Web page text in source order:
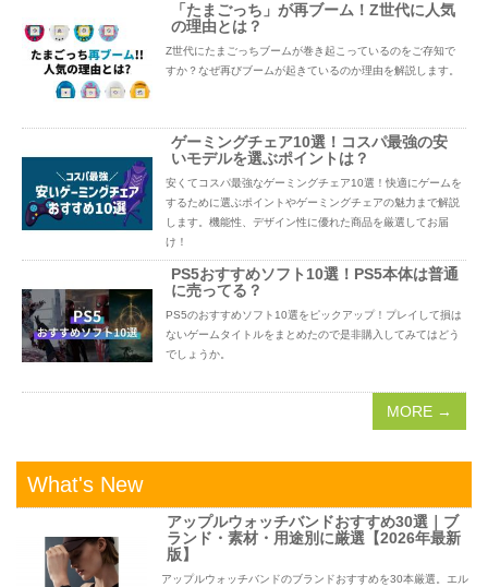
「たまごっち」が再ブーム！Z世代に人気
の理由とは？
Z世代にたまごっちブームが巻き起こっているのをご存知で
すか？なぜ再びブームが起きているのか理由を解説します。
ゲーミングチェア10選！コスパ最強の安
いモデルを選ぶポイントは？
安くてコスパ最強なゲーミングチェア10選！快適にゲームを
するために選ぶポイントやゲーミングチェアの魅力まで解説
します。機能性、デザイン性に優れた商品を厳選してお届
け！
PS5おすすめソフト10選！PS5本体は普通
に売ってる？
PS5のおすすめソフト10選をピックアップ！プレイして損は
ないゲームタイトルをまとめたので是非購入してみてはどう
でしょうか。
MORE →
What's New
アップルウォッチバンドおすすめ30選｜ブ
ランド・素材・用途別に厳選【2026年最新
版】
アップルウォッチバンドのブランドおすすめを30本厳選。エル